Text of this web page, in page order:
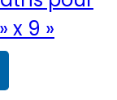
x 9 »